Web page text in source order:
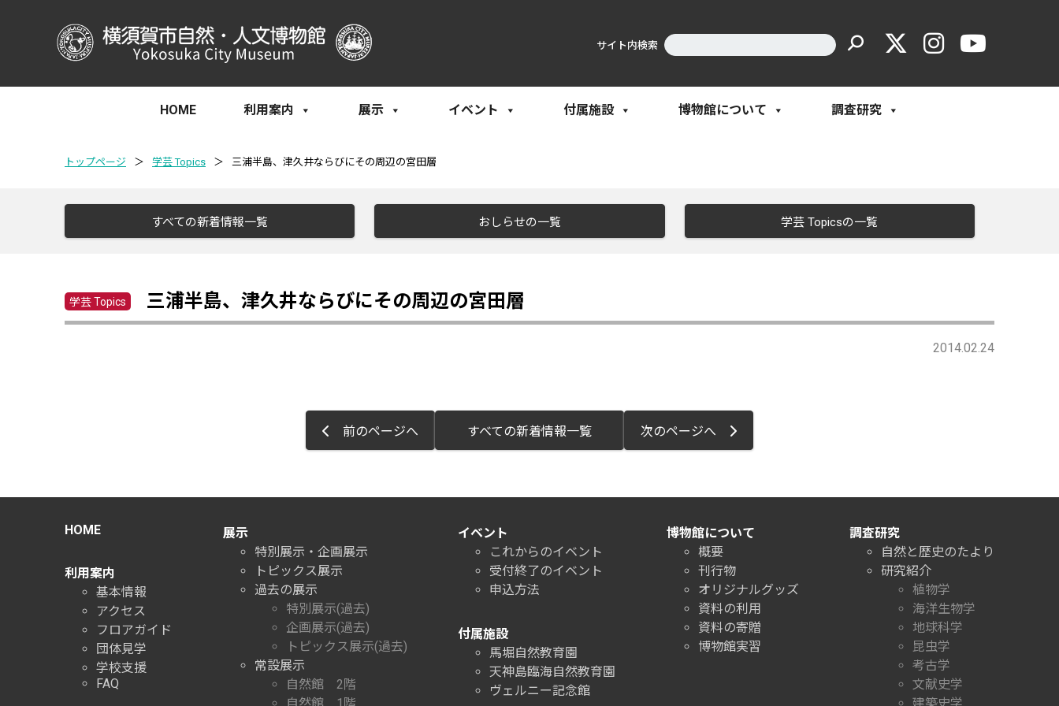
サイト内検索
HOME 利用案内 展示 イベント 付属施設 博物館について 調査研究
トップページ ＞ 学芸 Topics ＞ 三浦半島、津久井ならびにその周辺の宮田層
すべての新着情報一覧 おしらせの一覧 学芸 Topicsの一覧
学芸 Topics 三浦半島、津久井ならびにその周辺の宮田層
2014.02.24
前のページへ すべての新着情報一覧 次のページへ
HOME
利用案内
基本情報
アクセス
フロアガイド
団体見学
学校支援
FAQ
展示
特別展示・企画展示
トピックス展示
過去の展示
特別展示(過去)
企画展示(過去)
トピックス展示(過去)
常設展示
自然館 2階
イベント
これからのイベント
受付終了のイベント
申込方法
付属施設
馬堀自然教育園
天神島臨海自然教育園
ヴェルニー記念館
博物館について
概要
刊行物
オリジナルグッズ
資料の利用
資料の寄贈
博物館実習
調査研究
自然と歴史のたより
研究紹介
植物学
海洋生物学
地球科学
昆虫学
考古学
文献史学